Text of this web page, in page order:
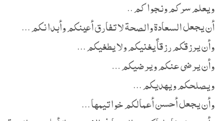
ويعلم سركم ونجواكم ..
أن يجعل السعادة والصحة لا تفارق أعينكم وأبدانكم ...
وأن يرزقكم رزقاً يغنيكم ولا يطغيكم ...
وأن يرضى عنكم ويرضيكم ...
ويصلحكم ويهديكم ...
وأن يجعل أحسن أعمالكم خواتيمها ...